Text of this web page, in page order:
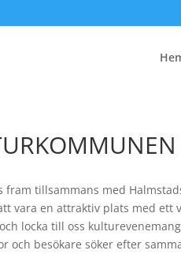
tillsammans med
vara en attraktiv plats med
locka till oss
besökare söker efter